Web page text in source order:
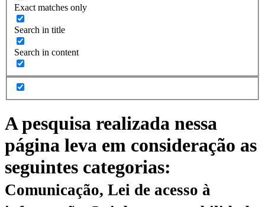
Exact matches only
Search in title
Search in content
A pesquisa realizada nessa
página leva em consideração as
seguintes categorias:
Comunicação, Lei de acesso à